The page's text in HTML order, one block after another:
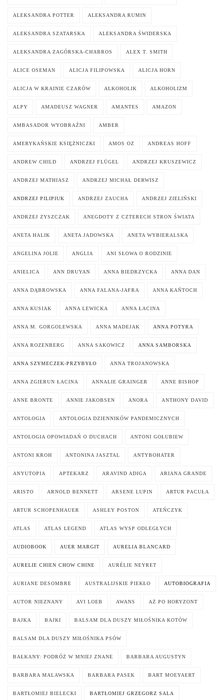
ALEKSANDRA POTTER ALEKSANDRA RUMIN
ALEKSANDRA SZATARSKA ALEKSANDRA ŚWIDERSKA
ALEKSANDRA ZAGÓRSKA-CHABROS ALEX T. SMITH
ALICE OSEMAN ALICJA FILIPOWSKA ALICJA HORN
ALICJA W KRAINIE CZARÓW ALKOHOLIK ALKOHOLIZM
ALPY AMADEUSZ WAGNER AMANTES AMAZON
AMBASADOR WYOBRAŹNI AMBER
AMERYKAŃSKIE KSIĘŻNICZKI AMOS OZ ANDREAS HOFF
ANDREW CHILD ANDRZEJ FLÜGEL ANDRZEJ KRUSZEWICZ
ANDRZEJ MATHIASZ ANDRZEJ MICHAŁ DERWISZ
ANDRZEJ PILIPIUK ANDRZEJ ZAUCHA ANDRZEJ ZIELIŃSKI
ANDRZEJ ZYSZCZAK ANEGDOTY Z CZTERECH STRON ŚWIATA
ANETA HALIK ANETA JADOWSKA ANETA WYBIERALSKA
ANGELINA JOLIE ANGLIA ANI SŁOWA O RODZINIE
ANIELICA ANN DRUYAN ANNA BIEDRZYCKA ANNA DAN
ANNA DĄBROWSKA ANNA FALANA-JAFRA ANNA KAŃTOCH
ANNA KUSIAK ANNA LEWICKA ANNA ŁACINA
ANNA M. GORGOLEWSKA ANNA MADEJAK ANNA POTYRA
ANNA ROZENBERG ANNA SAKOWICZ ANNA SAMBORSKA
ANNA SZYMECZEK-PRZYBYŁO ANNA TROJANOWSKA
ANNA ZGIERUN ŁACINA ANNALIE GRAINGER ANNE BISHOP
ANNE BRONTE ANNIE JAKOBSEN ANORA ANTHONY DAVID
ANTOLOGIA ANTOLOGIA DZIENNIKÓW PANDEMICZNYCH
ANTOLOGIA OPOWIADAŃ O DUCHACH ANTONI GOŁUBIEW
ANTONI KROH ANTONINA JASZTAL ANTYBOHATER
ANYUTOPIA APTEKARZ ARAVIND ADIGA ARIANA GRANDE
ARISTO ARNOLD BENNETT ARSENE LUPIN ARTUR PACUŁA
ARTUR SCHOPENHAUER ASHLEY POSTON ATEŃCZYK
ATLAS ATLAS LEGEND ATLAS WYSP ODLEGŁYCH
AUDIOBOOK AUER MARGIT AURELIA BLANCARD
AURELIE CHIEN CHOW CHINE AURÉLIE NEYRET
AURIANE DESOMBRE AUSTRALIJSKIE PIEKŁO AUTOBIOGRAFIA
AUTOR NIEZNANY AVI LOEB AWANS AŻ PO HORYZONT
BAJKA BAJKI BALSAM DLA DUSZY MIŁOŚNIKA KOTÓW
BALSAM DLA DUSZY MIŁOŚNIKA PSÓW
BAŁKANY: PODRÓŻ W MNIEJ ZNANE BARBARA AUGUSTYN
BARBARA MALAWSKA BARBARA PASEK BART MOEYAERT
BARTŁOMIEJ BIELECKI BARTŁOMIEJ GRZEGORZ SALA